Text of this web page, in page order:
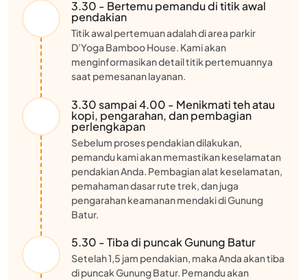
3.30 - Bertemu pemandu di titik awal
pendakian
Titik awal pertemuan adalah di area parkir
D’Yoga Bamboo House. Kami akan
menginformasikan detail titik pertemuannya
saat pemesanan layanan.
3.30 sampai 4.00 - Menikmati teh atau
kopi, pengarahan, dan pembagian
perlengkapan
Sebelum proses pendakian dilakukan,
pemandu kami akan memastikan keselamatan
pendakian Anda. Pembagian alat keselamatan,
pemahaman dasar rute trek, dan juga
pengarahan keamanan mendaki di Gunung
Batur.
5.30 - Tiba di puncak Gunung Batur
Setelah 1,5 jam pendakian, maka Anda akan tiba
di puncak Gunung Batur. Pemandu akan